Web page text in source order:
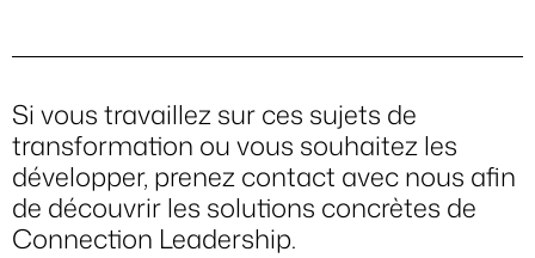
Si vous travaillez sur ces sujets de
transformation ou vous souhaitez les
développer, prenez contact avec nous afin
de découvrir les solutions concrètes de
Connection Leadership.